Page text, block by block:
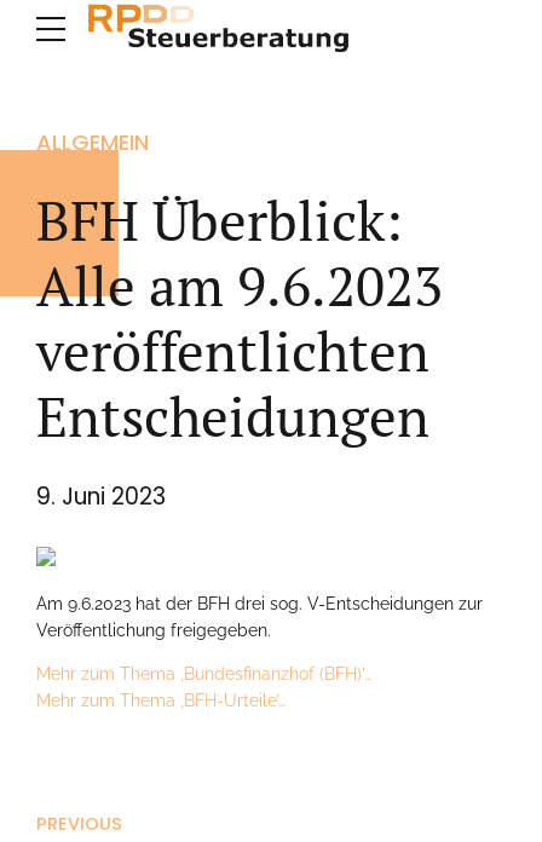
ALLGEMEIN
BFH Überblick:
Alle am 9.6.2023
veröffentlichten
Entscheidungen
9. Juni 2023
Am 9.6.2023 hat der BFH drei sog. V-Entscheidungen zur
Veröffentlichung freigegeben.
Mehr zum Thema ‚Bundesfinanzhof (BFH)’…
Mehr zum Thema ‚BFH-Urteile’…
PREVIOUS